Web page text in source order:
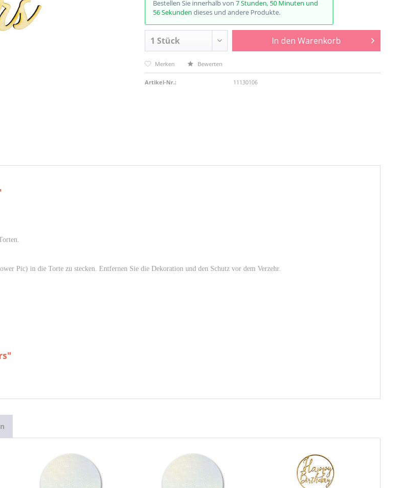
Bestellen Sie innerhalb von7 Stunden, 50 Minuten und
56 Sekunden dieses und andere Produkte.
In den Warenkorb
Merken Bewerten
Artikel-Nr.: 11130106
Pic) in die Torte zu stecken. Entfernen Sie die Dekoration und den Schutz vor dem Verzehr.